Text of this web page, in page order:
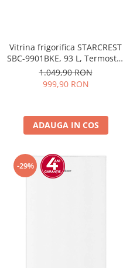
Vitrina frigorifica STARCREST
SBC-9901BKE, 93 L, Termostat
reglabil, Iluminare LED, Usa
sticla, H 84.5 cm, Negru
1.049,90 RON
999,90 RON
ADAUGA IN COS
-29%